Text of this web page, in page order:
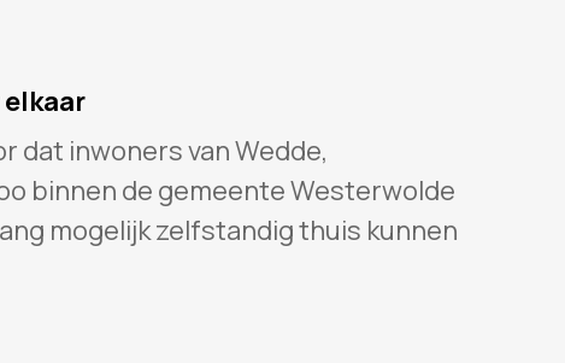
dat inwoners van Wedde,
binnen de gemeente Westerwolde
mogelijk zelfstandig thuis kunnen